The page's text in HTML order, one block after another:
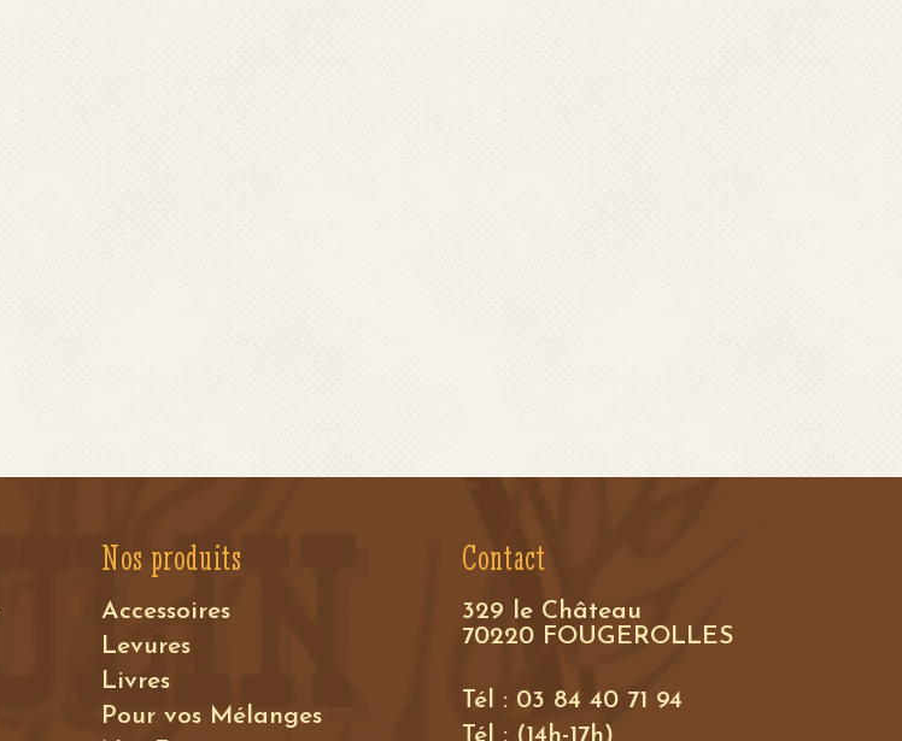
Nos produits
Accessoires
Levures
Livres
Pour vos Mélanges
Contact
329 le Château
70220 FOUGEROLLES
Tél : 03 84 40 71 94
Tél : (14h-17h)